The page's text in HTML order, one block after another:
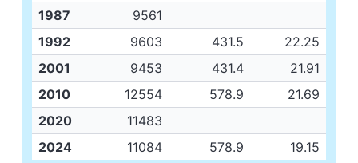
1987
9561
1992
9603 431.5
22.25
2001
9453 431.4
21.91
2010
12554 578.9
21.69
2020
11483
2024
11084 578.9 19.15